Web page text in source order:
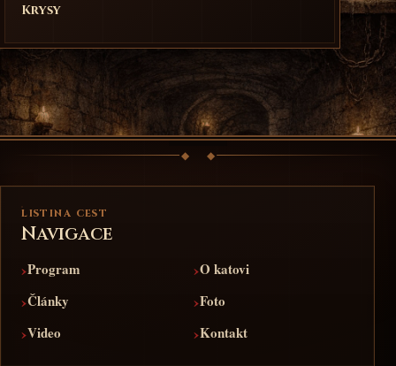
Krysy
LISTINA CEST
Navigace
›Program ›O katovi
›Články ›Foto
›Video ›Kontakt